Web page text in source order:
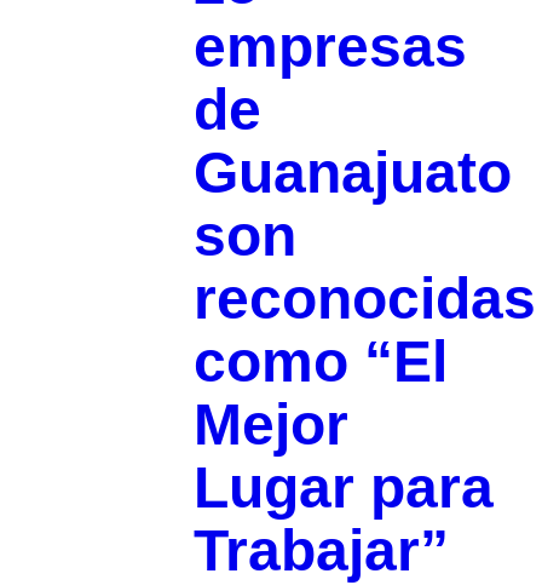
empresas
de
Guanajuato
son
reconocidas
como “El
Mejor
Lugar para
Trabajar”